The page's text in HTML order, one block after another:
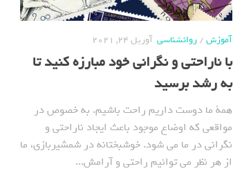
آموزش/روانشناسی آوریل 24, 2021
با ناراحتی و نگرانی خود مبارزه کنید تا
به رشد برسید
همة ما دوست داریم راحت باشیم. به خصوص در
مواقعی که اوضاع موجود باعث ایجاد ناراحتی و
نگرانی در ما می شود. خوشبختانه در شمشیربازی، ما
از هر نظر می توانیم راحتی و آرامش...